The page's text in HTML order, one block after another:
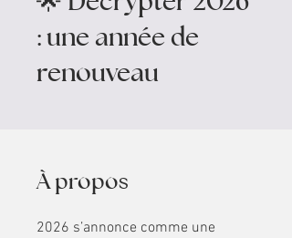
: une année de
renouveau
À propos
2026 s’annonce comme une